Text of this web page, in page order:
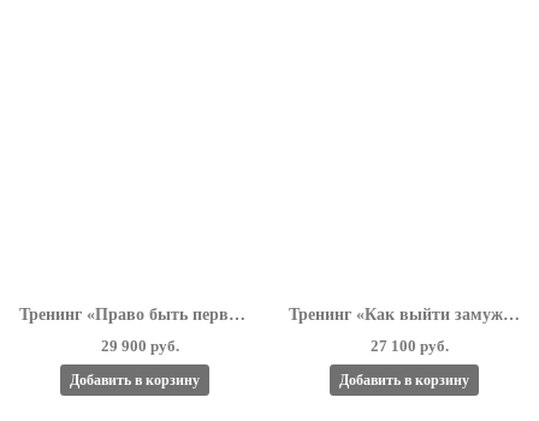
Тренинг «Право быть первой. Правила жизни для результата»
29 900 руб.
Добавить в корзину
Тренинг «Как выйти замуж за миллионера»
27 100 руб.
Добавить в корзину